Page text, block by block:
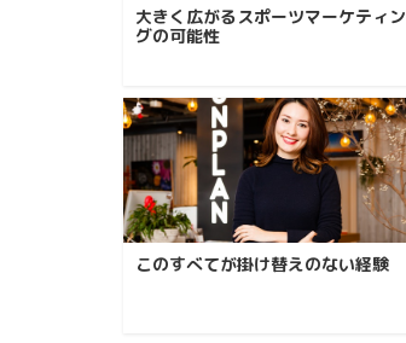
大きく広がるスポーツマーケティン
グの可能性
このすべてが掛け替えのない経験